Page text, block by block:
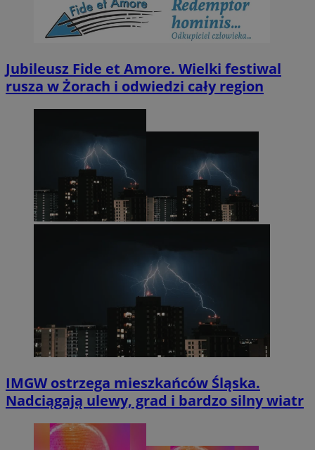
Jubileusz Fide et Amore. Wielki festiwal
rusza w Żorach i odwiedzi cały region
IMGW ostrzega mieszkańców Śląska.
Nadciągają ulewy, grad i bardzo silny wiatr